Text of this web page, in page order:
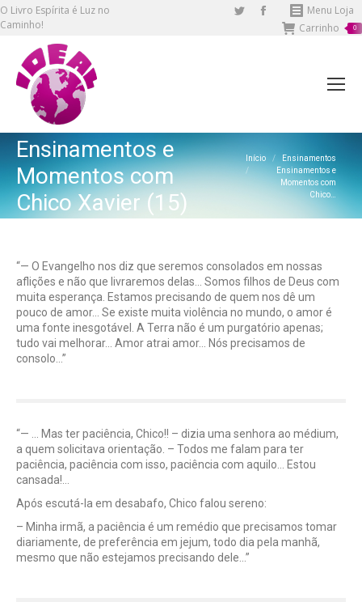
O Livro Espírita é Luz no
Caminho!
TwitterFacebook
page
Menu Loja
Carrinho
0
Ensinamentos e
Momentos com
Chico Xavier (15)
Você está aqui:
Início
Ensinamentos
Ensinamentos e
Momentos com
Chico…
“— O Evangelho nos diz que seremos consolados em nossas
aflições e não que livraremos delas… Somos filhos de Deus com
muita esperança. Estamos precisando de quem nos dê um
pouco de amor… Se existe muita violência no mundo, o amor é
uma fonte inesgotável. A Terra não é um purgatório apenas;
tudo vai melhorar… Amor atrai amor… Nós precisamos de
consolo…”
“— … Mas ter paciência, Chico!! – dizia uma senhora ao médium,
a quem solicitava orientação. – Todos me falam para ter
paciência, paciência com isso, paciência com aquilo… Estou
cansada!…
Após escutá-la em desabafo, Chico falou sereno:
– Minha irmã, a paciência é um remédio que precisamos tomar
diariamente, de preferência em jejum, todo dia pela manhã,
mesmo que não estejamos precisando dele…”